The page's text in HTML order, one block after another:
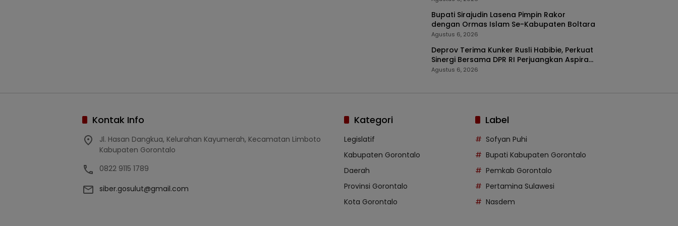
Bupati Sirajudin Lasena Pimpin Rakor
dengan Ormas Islam Se-Kabupaten Boltara
Agustus 6, 2026
Deprov Terima Kunker Rusli Habibie, Perkuat
Sinergi Bersama DPR RI Perjuangkan Aspirasi
Masyarakat
Agustus 6, 2026
Kontak Info
Jl. Hasan Dangkua, Kelurahan Kayumerah, Kecamatan Limboto
Kabupaten Gorontalo
0822 9115 1789
siber.gosulut@gmail.com
Kategori
Legislatif
Kabupaten Gorontalo
Daerah
Provinsi Gorontalo
Kota Gorontalo
Label
Sofyan Puhi
Bupati Kabupaten Gorontalo
Pemkab Gorontalo
Pertamina Sulawesi
Nasdem